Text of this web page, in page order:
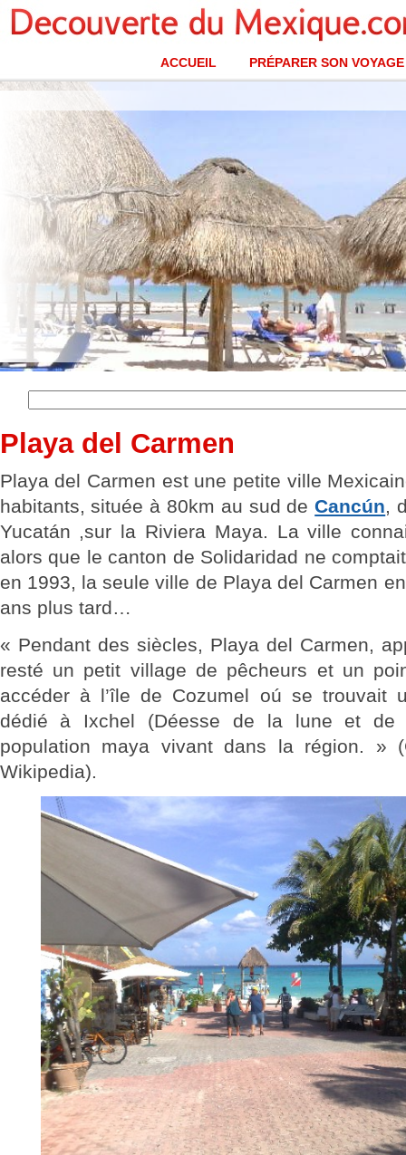
ACCUEIL PRÉPARER SON VOYAGE
Playa del Carmen
Playa del Carmen est une petite ville
habitants, située à 80km au sud deCancún,
Yucatán ,sur la Riviera Maya. La ville
alors que le canton de Solidaridad ne
en 1993, la seule ville de Playa del Carmen
ans plus tard…
« Pendant des siècles, Playa del Carmen,
resté un petit village de pêcheurs et un
accéder à l’île de Cozumel oú se trouvait
dédié à Ixchel (Déesse de la lune et de
population maya vivant dans la région. »
Wikipedia).